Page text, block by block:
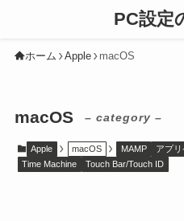
PC設定
ホーム Apple macOS
macOS – category –
Apple macOS MAMP アプ
Time Machine
Touch Bar/Touch ID